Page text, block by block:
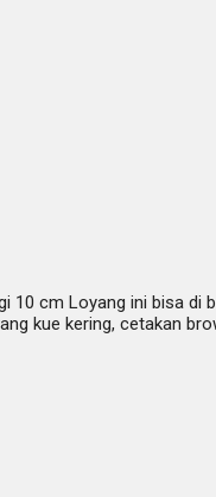
cm Loyang ini bisa di
kue kering, cetakan